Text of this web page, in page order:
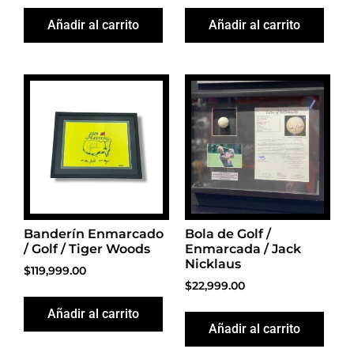
Añadir al carrito Añadir al carrito
Banderín Enmarcado
/ Golf / Tiger Woods
$119,999.00
Añadir al carrito
Bola de Golf /
Enmarcada / Jack
Nicklaus
$22,999.00
Añadir al carrito